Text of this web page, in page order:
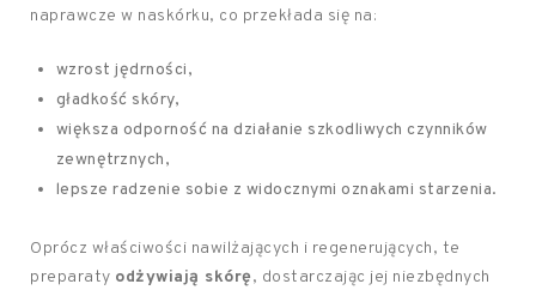
naprawcze w naskórku, co przekłada się na:
wzrost jędrności,
gładkość skóry,
większa odporność na działanie szkodliwych czynników
zewnętrznych,
lepsze radzenie sobie z widocznymi oznakami starzenia.
Oprócz właściwości nawilżających i regenerujących, te
preparaty odżywiają skórę, dostarczając jej niezbędnych